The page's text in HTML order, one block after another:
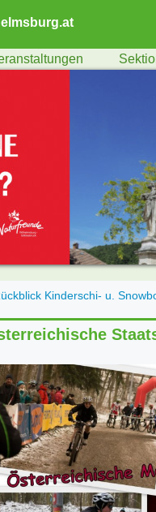
Kinderschi- u.